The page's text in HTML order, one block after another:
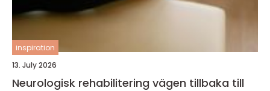
inspiration
13. July 2026
Neurologisk rehabilitering vägen tillbaka till